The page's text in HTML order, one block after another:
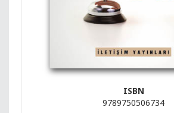
ISBN
9789750506734